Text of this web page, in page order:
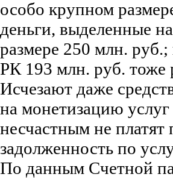
особо крупном
деньги, выделенные
размере 250 млн. руб.;
РК 193 млн. руб. тоже
Исчезают даже
на монетизацию
несчастным не платят
задолженность по
По данным Счетной